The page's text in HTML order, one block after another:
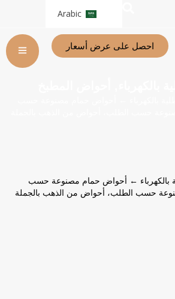
Arabic
احصل على عرض أسعار
← أحواض حمام مصنوعة حسب
حسب الطلب، أحواض من الذهب بالجملة